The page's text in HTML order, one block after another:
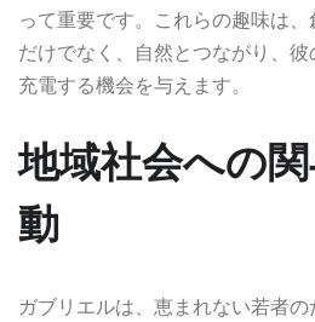
って重要です。これらの趣味は
だけでなく、自然とつながり、
充電する機会を与えます。
地域社会への
動
ガブリエルは、恵まれない若者